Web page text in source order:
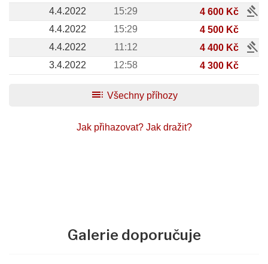
4.4.2022
15:29 4 600 Kč gavel
4.4.2022 15:29
4 500 Kč
4.4.2022
11:12 4 400 Kč gavel
3.4.2022 12:58 4 300 Kč
toc Všechny příhozy
Jak přihazovat? Jak dražit?
Galerie doporučuje